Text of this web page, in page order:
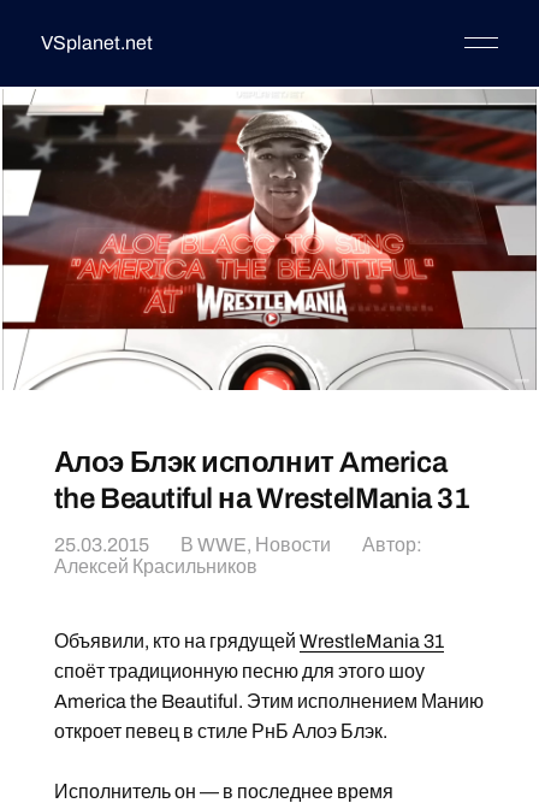
VSplanet.net
Алоэ Блэк исполнит America
the Beautiful на WrestelMania 31
25.03.2015 В WWE, Новости
Автор:
Алексей Красильников
Объявили, кто на грядущей WrestleMania 31
споёт традиционную песню для этого шоу
America the Beautiful. Этим исполнением Манию
откроет певец в стиле РнБ Алоэ Блэк.
Исполнитель он — в последнее время